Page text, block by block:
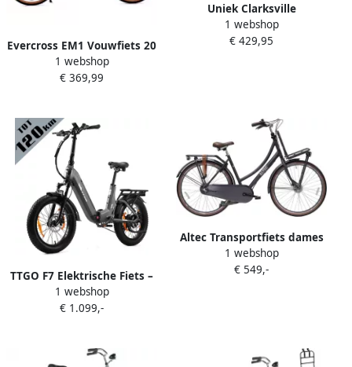
Evercross EM1 Vouwfiets 20
inch 7 versnellingen
Aluminium frame Dubbel
1 webshop
€ 369,99
Uniek Clarksville
Damesfiets 7V
1 webshop
€ 429,95
TTGO F7 Elektrische Fiets –
Opvouwbaar – 48V 15Ah
Lithium Accu – Actieradius
Hydraulische Schijfrem –
1 webshop
€ 1.099,-
Altec Transportfiets dames
Retro 28 Inch 53 cm Dames
3V Rollerbrake Donkergrijs
1 webshop
€ 549,-